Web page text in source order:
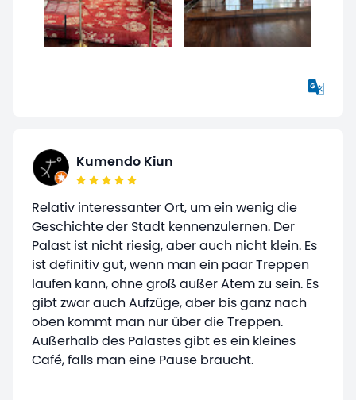
Kumendo Kiun
Relativ interessanter Ort, um ein wenig die
Geschichte der Stadt kennenzulernen. Der
Palast ist nicht riesig, aber auch nicht klein. Es
ist definitiv gut, wenn man ein paar Treppen
laufen kann, ohne groß außer Atem zu sein. Es
gibt zwar auch Aufzüge, aber bis ganz nach
oben kommt man nur über die Treppen.
Außerhalb des Palastes gibt es ein kleines
Café, falls man eine Pause braucht.